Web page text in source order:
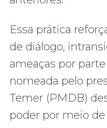
Essa prática
de diálogo,
ameaças por
nomeada pelo
Temer (PMDB)
poder por meio